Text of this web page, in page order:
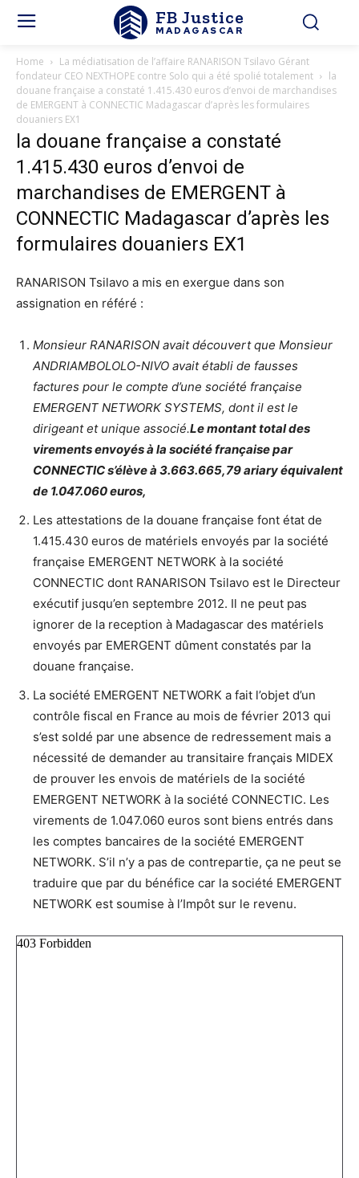
FB Justice
MADAGASCAR
Home
La médiatisation de l’affaire RANARISON Tsilavo Gérant
fondateur CEO NEXTHOPE contre Solo qui a été spolié totalement
la
douane française a constaté 1.415.430 euros d’envoi de marchandises
de EMERGENT à CONNECTIC Madagascar d’après les formulaires
douaniers EX1
la douane française a constaté
1.415.430 euros d’envoi de
marchandises de EMERGENT à
CONNECTIC Madagascar d’après les
formulaires douaniers EX1
RANARISON Tsilavo a mis en exergue dans son
assignation en référé :
Monsieur RANARISON avait découvert que Monsieur
ANDRIAMBOLOLO-NIVO avait établi de fausses
factures pour le compte d’une société française
EMERGENT NETWORK SYSTEMS, dont il est le
dirigeant et unique associé.Le montant total des
virements envoyés à la société française par
CONNECTIC s’élève à 3.663.665,79 ariary équivalent
de 1.047.060 euros,
Les attestations de la douane française font état de
1.415.430 euros de matériels envoyés par la société
française EMERGENT NETWORK à la société
CONNECTIC dont RANARISON Tsilavo est le Directeur
exécutif jusqu’en septembre 2012. Il ne peut pas
ignorer de la reception à Madagascar des matériels
envoyés par EMERGENT dûment constatés par la
douane française.
La société EMERGENT NETWORK a fait l’objet d’un
contrôle fiscal en France au mois de février 2013 qui
s’est soldé par une absence de redressement mais a
nécessité de demander au transitaire français MIDEX
de prouver les envois de matériels de la société
EMERGENT NETWORK à la société CONNECTIC. Les
virements de 1.047.060 euros sont biens entrés dans
les comptes bancaires de la société EMERGENT
NETWORK. S’il n’y a pas de contrepartie, ça ne peut se
traduire que par du bénéfice car la société EMERGENT
NETWORK est soumise à l’Impôt sur le revenu.